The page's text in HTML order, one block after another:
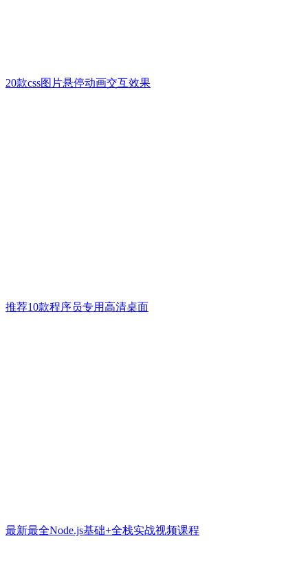
20款css图片悬停动画交互效果
推荐10款程序员专用高清桌面
最新最全Node.js基础+全栈实战视频课程